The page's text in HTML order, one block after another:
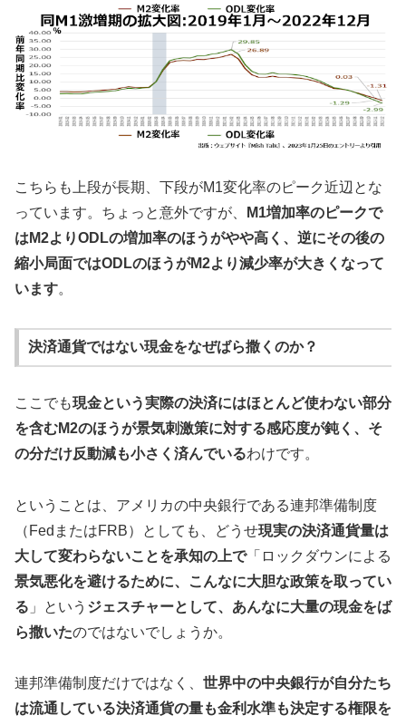
こちらも上段が長期、下段がM1変化率のピーク近辺とな
っています。ちょっと意外ですが、
M1増加率のピークで
はM2よりODLの増加率のほうがやや高く、逆にその後の
縮小局面ではODLのほうがM2より減少率が大きくなって
います。
決済通貨ではない現金をなぜばら撒くのか？
ここでも現金という実際の決済にはほとんど使わない部分
を含むM2のほうが景気刺激策に対する感応度が鈍く、そ
の分だけ反動減も小さく済んでいるわけです。
ということは、アメリカの中央銀行である連邦準備制度
（FedまたはFRB）としても、どうせ現実の決済通貨量は
大して変わらないことを承知の上で「ロックダウンによる
景気悪化を避けるために、こんなに大胆な政策を取ってい
る 」という ジェスチャーとして、あんなに大量の現金をば
ら撒いたのではないでしょうか。
連邦準備制度だけではなく、 世界中の中央銀行が自分たち
は流通している決済通貨の量も金利水準も決定する権限を